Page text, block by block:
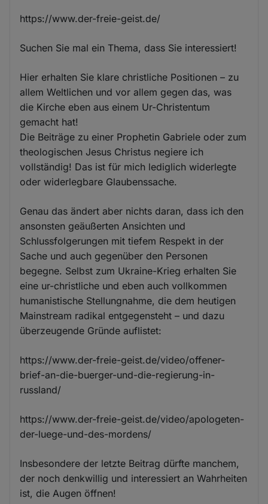
https://www.der-freie-geist.de/
Suchen Sie mal ein Thema, dass Sie interessiert!
Hier erhalten Sie klare christliche Positionen – zu
allem Weltlichen und vor allem gegen das, was
die Kirche eben aus einem Ur-Christentum
gemacht hat!
Die Beiträge zu einer Prophetin Gabriele oder zum
theologischen Jesus Christus negiere ich
vollständig! Das ist für mich lediglich widerlegte
oder widerlegbare Glaubenssache.
Genau das ändert aber nichts daran, dass ich den
ansonsten geäußerten Ansichten und
Schlussfolgerungen mit tiefem Respekt in der
Sache und auch gegenüber den Personen
begegne. Selbst zum Ukraine-Krieg erhalten Sie
eine ur-christliche und eben auch vollkommen
humanistische Stellungnahme, die dem heutigen
Mainstream radikal entgegensteht – und dazu
überzeugende Gründe auflistet:
https://www.der-freie-geist.de/video/offener-
brief-an-die-buerger-und-die-regierung-in-
russland/
https://www.der-freie-geist.de/video/apologeten-
der-luege-und-des-mordens/
Insbesondere der letzte Beitrag dürfte manchem,
der noch denkwillig und interessiert an Wahrheiten
ist, die Augen öffnen!